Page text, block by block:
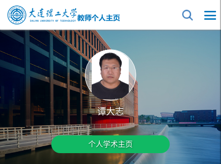
谭大志
个人学术主页